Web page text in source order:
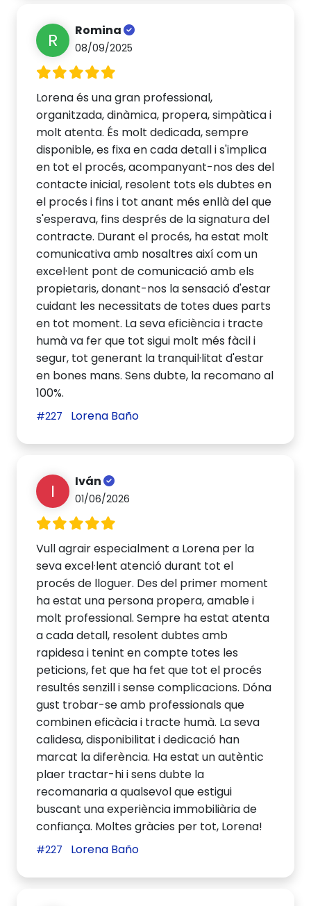
R Romina
08/09/2025
Lorena és una gran professional,
organitzada, dinàmica, propera, simpàtica i
molt atenta. És molt dedicada, sempre
disponible, es fixa en cada detall i s'implica
en tot el procés, acompanyant-nos des del
contacte inicial, resolent tots els dubtes en
el procés i fins i tot anant més enllà del que
s'esperava, fins després de la signatura del
contracte. Durant el procés, ha estat molt
comunicativa amb nosaltres així com un
excel·lent pont de comunicació amb els
propietaris, donant-nos la sensació d'estar
cuidant les necessitats de totes dues parts
en tot moment. La seva eficiència i tracte
humà va fer que tot sigui molt més fàcil i
segur, tot generant la tranquil·litat d'estar
en bones mans. Sens dubte, la recomano al
100%.
#227 Lorena Baño
I Iván
01/06/2026
Vull agrair especialment a Lorena per la
seva excel·lent atenció durant tot el
procés de lloguer. Des del primer moment
ha estat una persona propera, amable i
molt professional. Sempre ha estat atenta
a cada detall, resolent dubtes amb
rapidesa i tenint en compte totes les
peticions, fet que ha fet que tot el procés
resultés senzill i sense complicacions. Dóna
gust trobar-se amb professionals que
combinen eficàcia i tracte humà. La seva
calidesa, disponibilitat i dedicació han
marcat la diferència. Ha estat un autèntic
plaer tractar-hi i sens dubte la
recomanaria a qualsevol que estigui
buscant una experiència immobiliària de
confiança. Moltes gràcies per tot, Lorena!
#227 Lorena Baño